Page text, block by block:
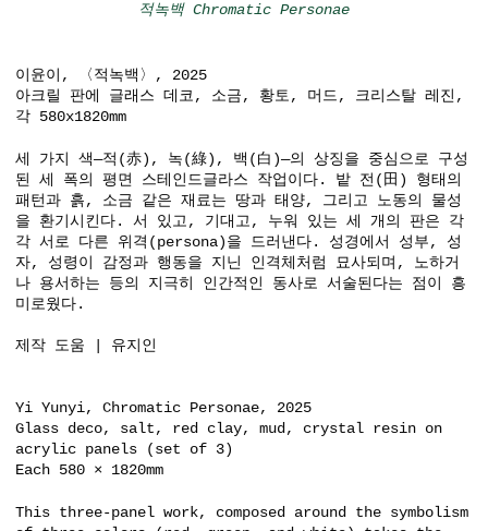
적녹백 Chromatic Personae
이윤이, 〈적녹백〉, 2025
아크릴 판에 글래스 데코, 소금, 황토, 머드, 크리스탈 레진,
각 580x1820mm
세 가지 색—적(赤), 녹(綠), 백(白)—의 상징을 중심으로 구성
된 세 폭의 평면 스테인드글라스 작업이다. 밭 전(田) 형태의
패턴과 흙, 소금 같은 재료는 땅과 태양, 그리고 노동의 물성
을 환기시킨다. 서 있고, 기대고, 누워 있는 세 개의 판은 각
각 서로 다른 위격(persona)을 드러낸다. 성경에서 성부, 성
자, 성령이 감정과 행동을 지닌 인격체처럼 묘사되며, 노하거
나 용서하는 등의 지극히 인간적인 동사로 서술된다는 점이 흥
미로웠다.
제작 도움 | 유지인
Yi Yunyi, Chromatic Personae, 2025
Glass deco, salt, red clay, mud, crystal resin on
acrylic panels (set of 3)
Each 580 × 1820mm
This three-panel work, composed around the symbolism